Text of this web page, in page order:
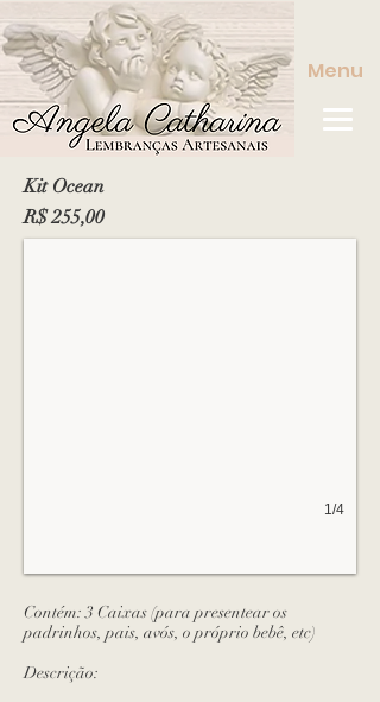
Menu
Kit Ocean
R$ 255,00
1/4
Contém: 3 Caixas (para presentear os
padrinhos, pais, avós, o próprio bebê, etc)
Descrição: